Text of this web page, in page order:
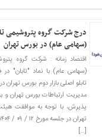
درج شرکت گروه پتروشیمی
(سهامی عام) در بورس تهران
اقتصاد زمانه : شرکت گروه
(سهامی عام) با نماد "تابان"
تابلو اصلی بازار دوم بورس
مدیریت ارتباطات بورس تهران و
پذیرش، با توجه به موافقت
[…]